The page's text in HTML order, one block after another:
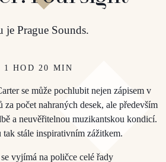
je Prague Sounds.
1 HOD 20 MIN
se může pochlubit nejen zápisem v
počet nahraných desek, ale především
a neuvěřitelnou muzikantskou kondicí.
stále inspirativním zážitkem.
vyjímá na poličce celé řady